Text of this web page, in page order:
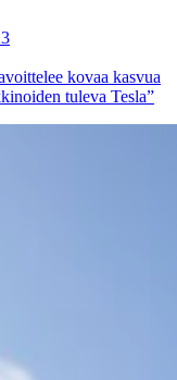
kovaa kasvua
tuleva Tesla”